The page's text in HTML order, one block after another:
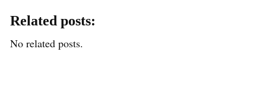
Related posts:
No related posts.